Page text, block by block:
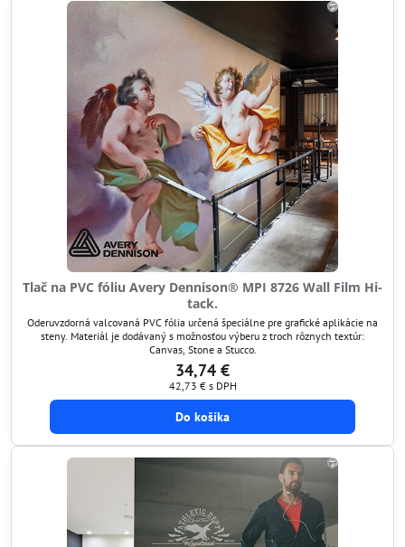
Tlač na PVC fóliu Avery Dennison® MPI 8726 Wall Film Hi-
tack.
Oderuvzdorná valcovaná PVC fólia určená špeciálne pre grafické aplikácie na
steny. Materiál je dodávaný s možnosťou výberu z troch rôznych textúr:
Canvas, Stone a Stucco.
34,74 €
42,73 € s DPH
Do košíka